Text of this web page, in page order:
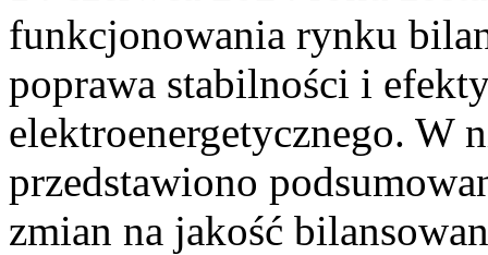
funkcjonowania rynku
poprawa stabilności i
elektroenergetycznego. W
przedstawiono
zmian na jakość